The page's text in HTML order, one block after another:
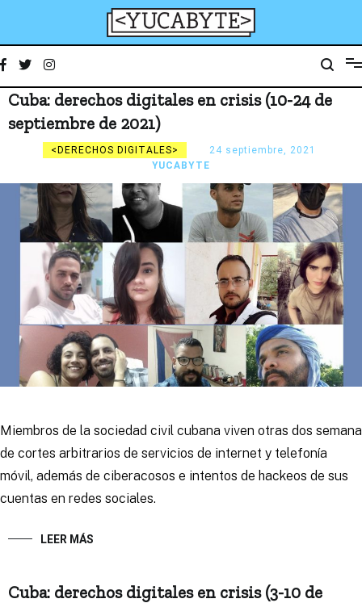
YucaByte
Cuba: derechos digitales en crisis (10-24 de
septiembre de 2021)
DERECHOS DIGITALES
24 septiembre, 2021
YUCABYTE
Miembros de la sociedad civil cubana viven otras dos semana
de cortes arbitrarios de servicios de internet y telefonía
móvil, además de ciberacosos e intentos de hackeos de sus
cuentas en redes sociales.
LEER MÁS
Cuba: derechos digitales en crisis (3-10 de